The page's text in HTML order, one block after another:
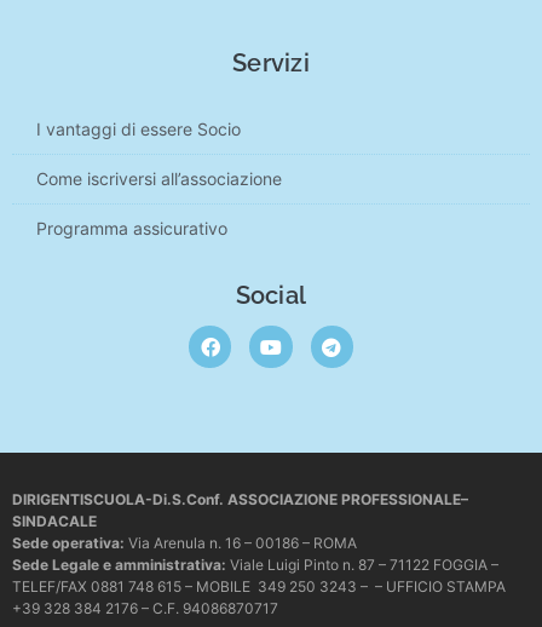
Servizi
I vantaggi di essere Socio
Come iscriversi all’associazione
Programma assicurativo
Social
DIRIGENTISCUOLA-Di.S.Conf. ASSOCIAZIONE PROFESSIONALE–
SINDACALE
Sede operativa: Via Arenula n. 16 – 00186 – ROMA
Sede Legale e amministrativa: Viale Luigi Pinto n. 87 – 71122 FOGGIA –
TELEF/FAX 0881 748 615 – MOBILE 349 250 3243 – – UFFICIO STAMPA
+39 328 384 2176 – C.F. 94086870717